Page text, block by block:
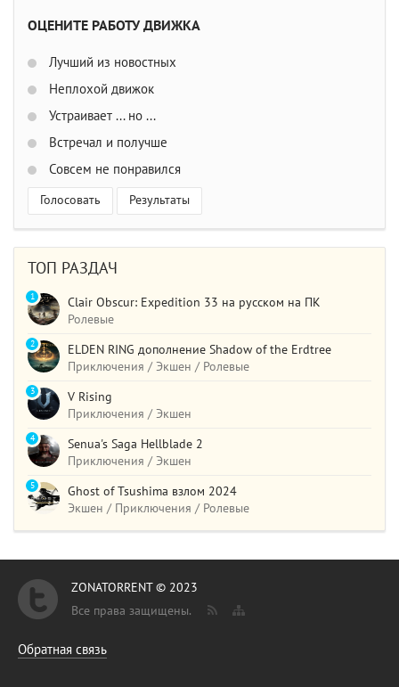
ОЦЕНИТЕ РАБОТУ ДВИЖКА
Лучший из новостных
Неплохой движок
Устраивает ... но ...
Встречал и получше
Совсем не понравился
Голосовать Результаты
ТОП РАЗДАЧ
Clair Obscur: Expedition 33 на русском на ПК
Ролевые
1
ELDEN RING дополнение Shadow of the Erdtree
Приключения / Экшен / Ролевые
2
V Rising
Приключения / Экшен
3
Senua's Saga Hellblade 2
Приключения / Экшен
4
Ghost of Tsushima взлом 2024
Экшен / Приключения / Ролевые
5
ZONATORRENT © 2023
Все права защищены.
Обратная связь